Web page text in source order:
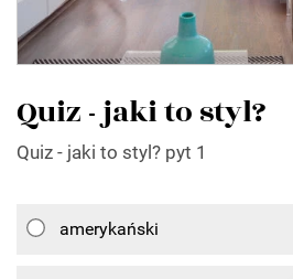
Quiz - jaki to styl?
Quiz - jaki to styl? pyt 1
amerykański